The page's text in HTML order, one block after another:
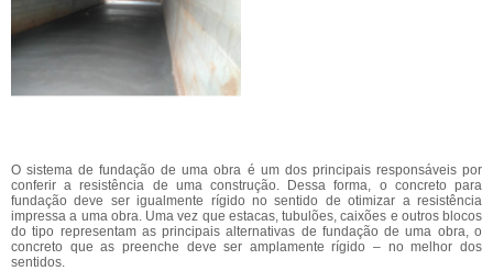
O sistema de fundação de uma obra é um dos principais responsáveis por
conferir a resistência de uma construção. Dessa forma, o concreto para
fundação deve ser igualmente rígido no sentido de otimizar a resistência
impressa a uma obra. Uma vez que estacas, tubulões, caixões e outros blocos
do tipo representam as principais alternativas de fundação de uma obra, o
concreto que as preenche deve ser amplamente rígido – no melhor dos
sentidos.